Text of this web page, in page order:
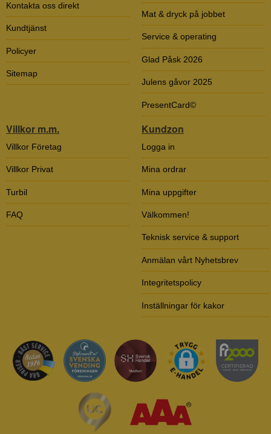
Kontakta oss direkt
Kundtjänst
Policyer
Sitemap
Mat & dryck på jobbet
Service & operating
Glad Påsk 2026
Julens gåvor 2025
PresentCard©
Villkor m.m.
Villkor Företag
Villkor Privat
Turbil
FAQ
Kundzon
Logga in
Mina ordrar
Mina uppgifter
Välkommen!
Teknisk service & support
Anmälan vårt Nyhetsbrev
Integritetspolicy
Inställningar för kakor